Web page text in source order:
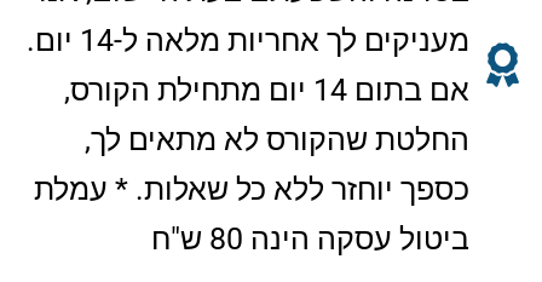
מעניקים לך אחריות מלאה ל-14 יום.
אם בתום 14 יום מתחילת הקורס,
החלטת שהקורס לא מתאים לך,
כספך יוחזר ללא כל שאלות. * עמלת
ביטול עסקה הינה 80 ש"ח